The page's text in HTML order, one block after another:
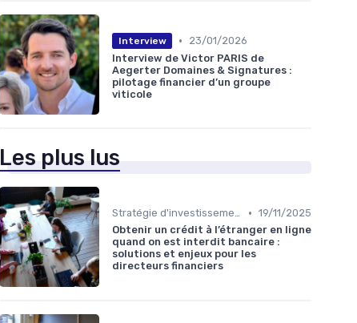
Interview •
23/01/2026
Interview de Victor PARIS de
Aegerter Domaines & Signatures :
pilotage financier d’un groupe
viticole
Les plus lus
Stratégie d'investissement • 19/11/2025
Obtenir un crédit à l’étranger en ligne
quand on est interdit bancaire :
solutions et enjeux pour les
directeurs financiers